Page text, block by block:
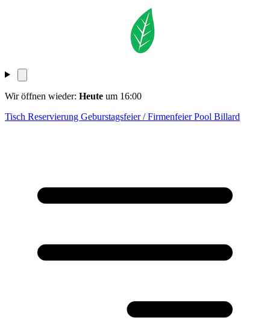
Wir öffnen wieder: Heute um 16:00
Tisch Reservierung Geburstagsfeier / FirmenfeierPool Billard